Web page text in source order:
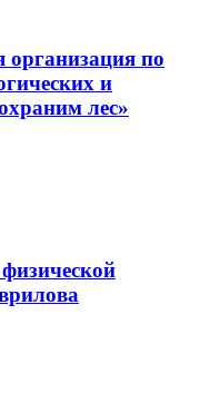
организация по
и
лес»